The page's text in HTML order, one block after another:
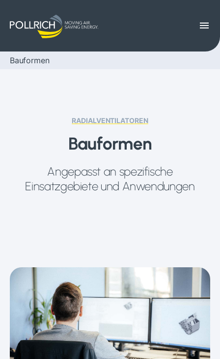
menu
Bauformen
RADIALVENTILATOREN
Bauformen
Angepasst an spezifische
Einsatzgebiete und Anwendungen